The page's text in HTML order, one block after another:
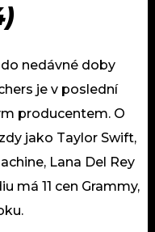
nedávné doby
je v poslední
producentem. O
jako Taylor Swift,
Lana Del Rey
má 11 cen Grammy,